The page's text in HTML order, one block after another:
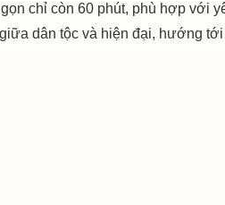
chỉ còn 60 phút, phù hợp với
dân tộc và hiện đại, hướng